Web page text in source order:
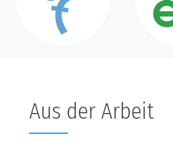
Aus der Arbeit